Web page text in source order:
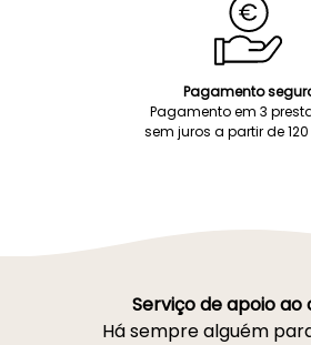
Pagamento
Pagamento em 3
sem juros a partir de 120
Serviço de apoio ao
Há sempre alguém